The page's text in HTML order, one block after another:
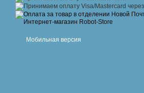
Мобильная версия